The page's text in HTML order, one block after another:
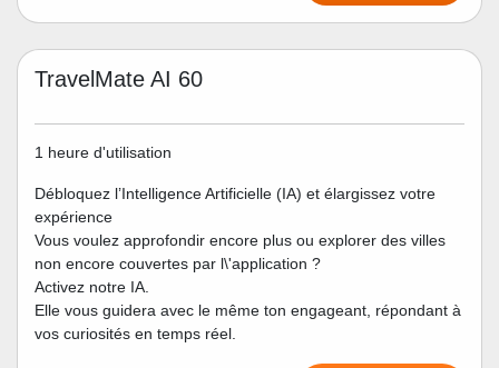
TravelMate AI 60
1 heure d'utilisation
Débloquez l’Intelligence Artificielle (IA) et élargissez votre
expérience
Vous voulez approfondir encore plus ou explorer des villes
non encore couvertes par l\'application ?
Activez notre IA.
Elle vous guidera avec le même ton engageant, répondant à
vos curiosités en temps réel.